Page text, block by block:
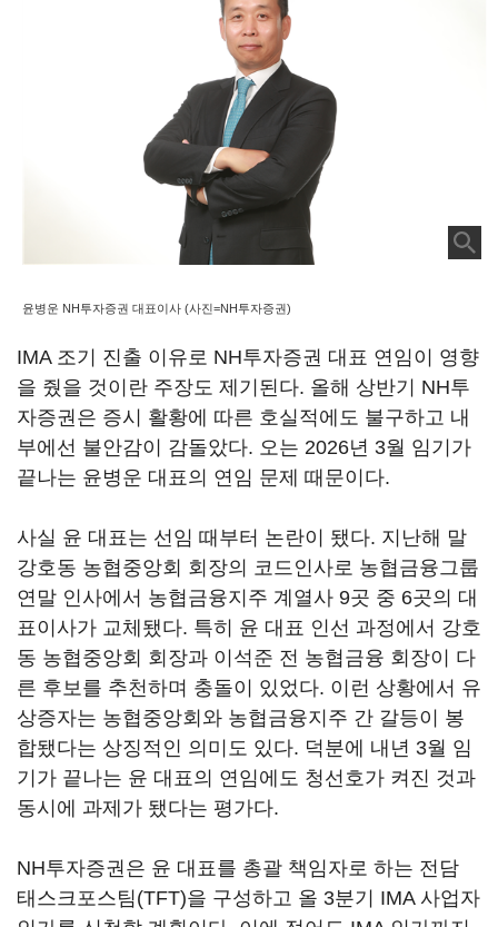
윤병운 NH투자증권 대표이사 (사진=NH투자증권)
IMA 조기 진출 이유로 NH투자증권 대표 연임이 영향
을 줬을 것이란 주장도 제기된다. 올해 상반기 NH투
자증권은 증시 활황에 따른 호실적에도 불구하고 내
부에선 불안감이 감돌았다. 오는 2026년 3월 임기가
끝나는 윤병운 대표의 연임 문제 때문이다.
사실 윤 대표는 선임 때부터 논란이 됐다. 지난해 말
강호동 농협중앙회 회장의 코드인사로 농협금융그룹
연말 인사에서 농협금융지주 계열사 9곳 중 6곳의 대
표이사가 교체됐다. 특히 윤 대표 인선 과정에서 강호
동 농협중앙회 회장과 이석준 전 농협금융 회장이 다
른 후보를 추천하며 충돌이 있었다. 이런 상황에서 유
상증자는 농협중앙회와 농협금융지주 간 갈등이 봉
합됐다는 상징적인 의미도 있다. 덕분에 내년 3월 임
기가 끝나는 윤 대표의 연임에도 청선호가 켜진 것과
동시에 과제가 됐다는 평가다.
NH투자증권은 윤 대표를 총괄 책임자로 하는 전담
태스크포스팀(TFT)을 구성하고 올 3분기 IMA 사업자